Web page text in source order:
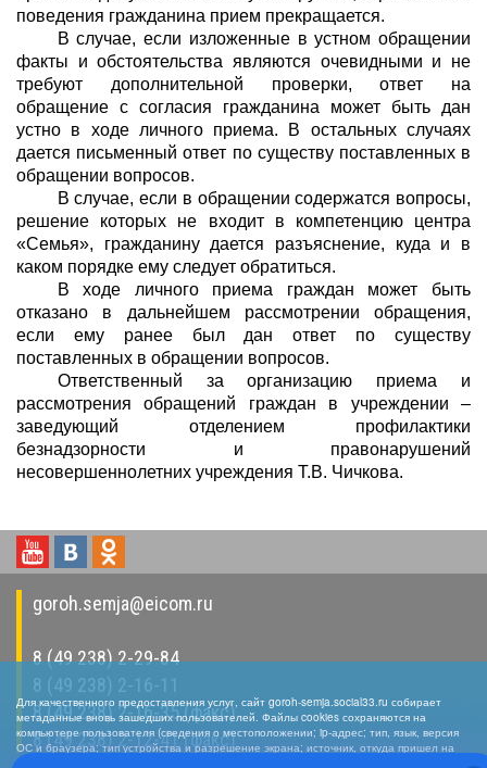
поведения гражданина прием прекращается.
В случае, если изложенные в устном обращении
факты и обстоятельства являются очевидными и не
требуют дополнительной проверки, ответ на
обращение с согласия гражданина может быть дан
устно в ходе личного приема. В остальных случаях
дается письменный ответ по существу поставленных в
обращении вопросов.
В случае, если в обращении содержатся вопросы,
решение которых не входит в компетенцию центра
«Семья», гражданину дается разъяснение, куда и в
каком порядке ему следует обратиться.
В ходе личного приема граждан может быть
отказано в дальнейшем рассмотрении обращения,
если ему ранее был дан ответ по существу
поставленных в обращении вопросов.
Ответственный за организацию приема и
рассмотрения обращений граждан в учреждении –
заведующий отделением профилактики
безнадзорности и правонарушений
несовершеннолетних учреждения Т.В. Чичкова.
Для качественного предоставления услуг, сайт goroh-semja.social33.ru собирает
метаданные вновь зашедших пользователей. Файлы cookies сохраняются на
компьютере пользователя (сведения о местоположении; ip-адрес; тип, язык, версия
ОС и браузера; тип устройства и разрешение экрана; источник, откуда пришел на
сайт пользователь; какие страницы открывает). Собранная информация
goroh.semja@eicom.ru
8 (49 238) 2-29-84
8 (49 238) 2-16-11
8 (49 238) 2-16-35 (факс)
8 (49 238) 2-12-41 (факс)